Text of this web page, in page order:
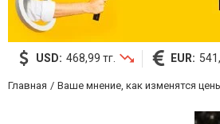
USD: 468,99 тг. EUR:
Главная Ваше мнение, как изменятся